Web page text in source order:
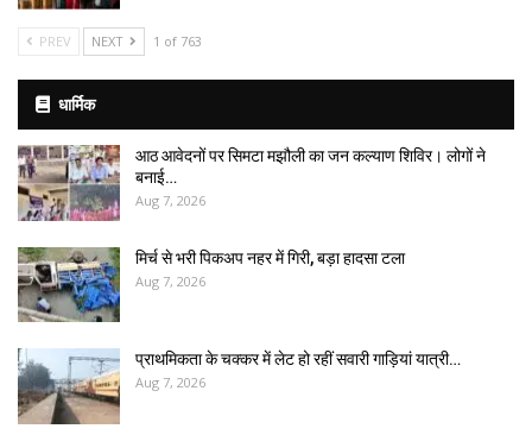
PREV NEXT 1 of 763
धार्मिक
आठ आवेदनों पर सिमटा मझौली का जन कल्याण शिविर। लोगों ने
बनाई…
Aug 7, 2026
मिर्च से भरी पिकअप नहर में गिरी, बड़ा हादसा टला
Aug 7, 2026
प्राथमिकता के चक्कर में लेट हो रहीं सवारी गाड़ियां यात्री…
Aug 7, 2026